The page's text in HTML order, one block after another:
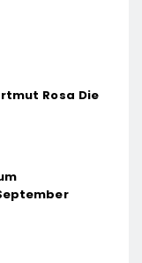
Rosa Die